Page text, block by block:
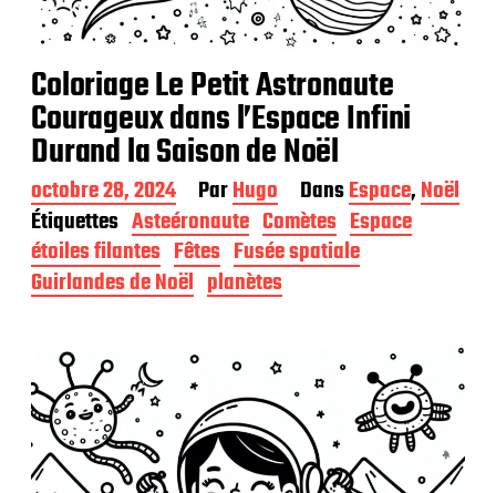
Coloriage Le Petit Astronaute
Courageux dans l’Espace Infini
Durand la Saison de Noël
D
a
t
e
d
e
l
i
c
a
t
octobre 28, 2024 ParHugo DansEspace,Noël
Étiquettes Asteéronaute Comètes Espace
étoiles filantes Fêtes Fusée spatiale
Guirlandes de Noël planètes